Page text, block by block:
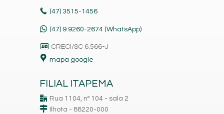
(47) 3515-1456
(47) 9.9260-2674 (WhatsApp)
CRECI/SC 6.566-J
mapa google
FILIAL ITAPEMA
Rua 1104, nº 104 - sala 2
Ilhota - 88220-000